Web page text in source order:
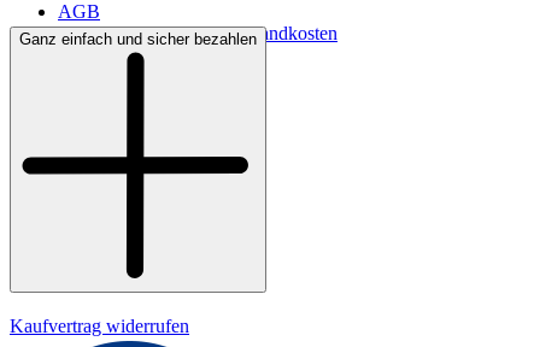
AGB
Lieferbedingungen & Versandkosten
Bezahlung
Ganz einfach und sicher bezahlen
Kaufvertrag widerrufen